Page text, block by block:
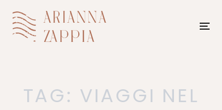
links
content
TAG: VIAGGI NEL